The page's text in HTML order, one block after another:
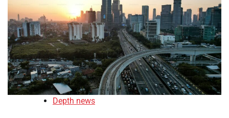
Depth news